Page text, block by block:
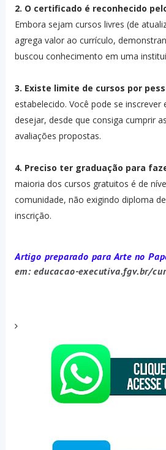
2. O certificado é reconhecido
Embora sejam cursos livres (de
agrega valor ao currículo,
buscou conhecimento em uma
3. Existe limite de cursos por
estabelecido. Você pode se inscrever
desejar, desde que consiga cumprir
avaliações propostas.
4. Preciso ter graduação para
maioria dos cursos gratuitos é de
comunidade, não exigindo diploma
inscrição.
Artigo preparado para Arte no
em: educacao-executiva.fgv.br/